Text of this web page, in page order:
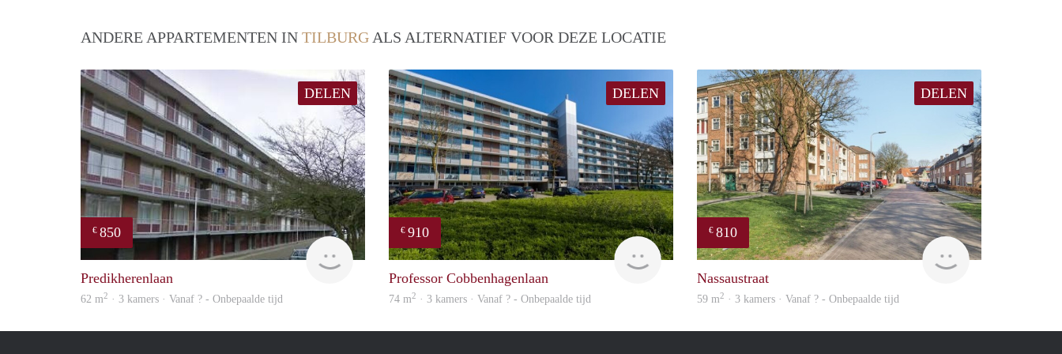
ANDERE APPARTEMENTEN IN TILBURG ALS ALTERNATIEF VOOR DEZE LOCATIE
DELEN
€ 850
rent
Predikherenlaan
62 m2 · 3 kamers · Vanaf ? - Onbepaalde tijd
DELEN
€ 910
finder
Professor Cobbenhagenlaan
74 m2 · 3 kamers · Vanaf ? - Onbepaalde tijd
DELEN
€ 810
Woning
Nassaustraat
59 m2 · 3 kamers · Vanaf ? - Onbepaalde tijd